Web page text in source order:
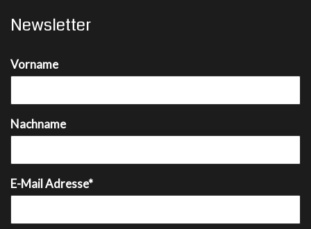
Newsletter
Vorname
Nachname
E-Mail Adresse*